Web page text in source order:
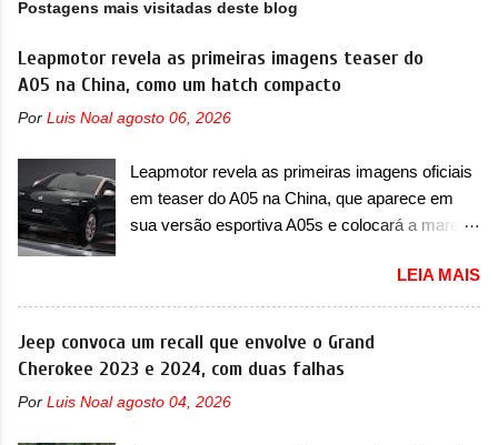
Postagens mais visitadas deste blog
Leapmotor revela as primeiras imagens teaser do
A05 na China, como um hatch compacto
Por Luis Noal agosto 06, 2026
Leapmotor revela as primeiras imagens oficiais
em teaser do A05 na China, que aparece em
sua versão esportiva A05s e colocará a marca
apresentando uma rápida expansão na China
em termos de portfólio. Apoiada pela Stellantis,
a marca confirmou a estreia de um novo
modelo compacto à sua linha. Posicionado
primeiras imagens teaser do A05, que nas
LEIA MAIS
Jeep convoca um recall que envolve o Grand
Cherokee 2023 e 2024, com duas falhas
Por Luis Noal agosto 04, 2026